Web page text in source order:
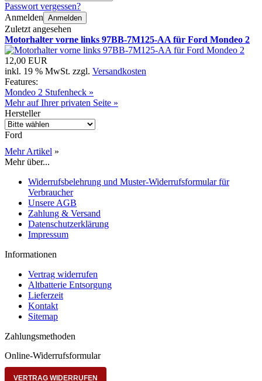
Passwort vergessen?
Anmelden Anmelden
Zuletzt angesehen
Motorhalter vorne links 97BB-7M125-AA für Ford Mondeo 2
12,00 EUR
inkl. 19 % MwSt. zzgl. Versandkosten
Features:
Mondeo 2 Stufenheck »
Mehr auf Ihrer privaten Seite »
Hersteller
Ford
Mehr Artikel »
Mehr über...
Widerrufsbelehrung und Muster-Widerrufsformular für
Verbraucher
Unsere AGB
Zahlung & Versand
Datenschutzerklärung
Impressum
Informationen
Vertrag widerrufen
Altbatterie Entsorgung
Lieferzeit
Kontakt
Sitemap
Zahlungsmethoden
Online-Widerrufsformular
VERTRAG WIDERRUFEN